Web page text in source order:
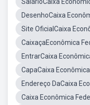
DesenhoCaixa
Site OficialCaixa
CaixaçaEconômica
EntrarCaixa
CapaCaixa Econômica
Endereço DaCaixa
Caixa Econômica